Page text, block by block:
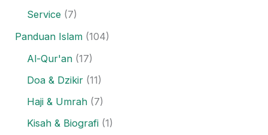
Service (7)
Panduan Islam (104)
Al-Qur'an (17)
Doa & Dzikir (11)
Haji & Umrah (7)
Kisah & Biografi (1)